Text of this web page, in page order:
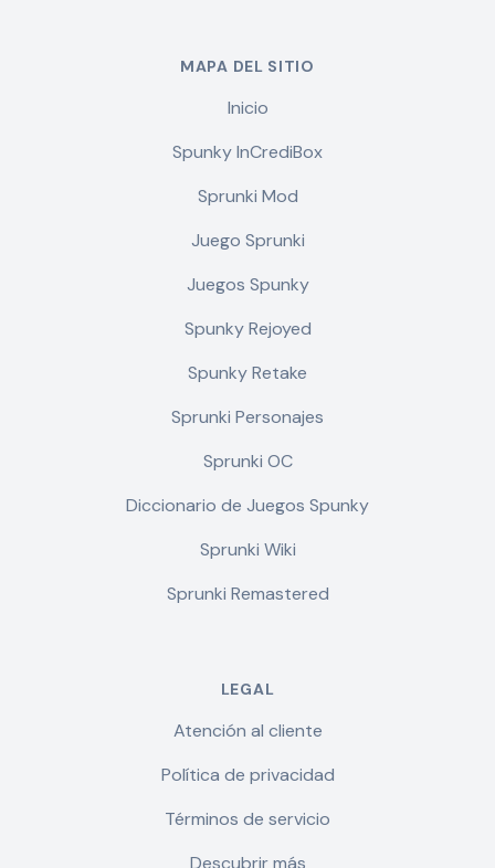
MAPA DEL SITIO
Inicio
Spunky InCrediBox
Sprunki Mod
Juego Sprunki
Juegos Spunky
Spunky Rejoyed
Spunky Retake
Sprunki Personajes
Sprunki OC
Diccionario de Juegos Spunky
Sprunki Wiki
Sprunki Remastered
LEGAL
Atención al cliente
Política de privacidad
Términos de servicio
Descubrir más